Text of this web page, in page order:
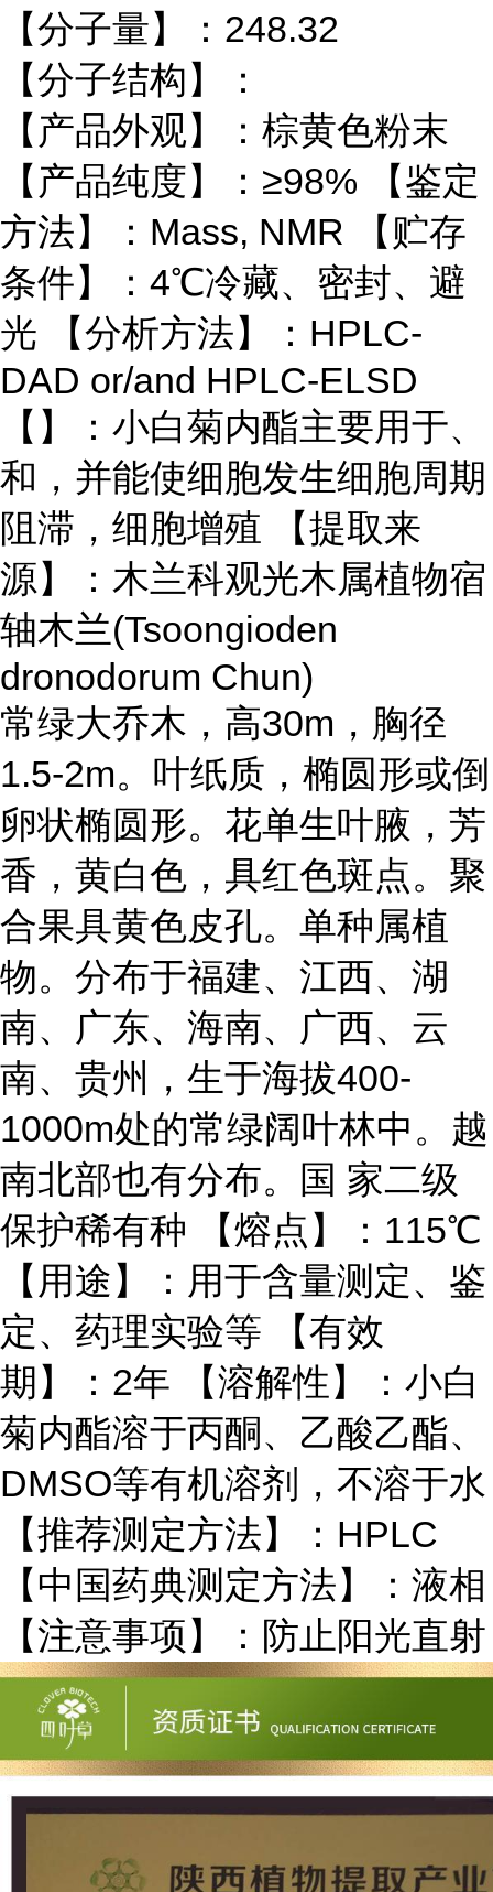
【分子量】：248.32
【分子结构】：
【产品外观】：棕黄色粉末
【产品纯度】：≥98% 【鉴定
方法】：Mass, NMR 【贮存
条件】：4℃冷藏、密封、避
光 【分析方法】：HPLC-
DAD or/and HPLC-ELSD
【】：小白菊内酯主要用于、
和，并能使细胞发生细胞周期
阻滞，细胞增殖 【提取来
源】：木兰科观光木属植物宿
轴木兰(Tsoongioden
dronodorum Chun)
常绿大乔木，高30m，胸径
1.5-2m。叶纸质，椭圆形或倒
卵状椭圆形。花单生叶腋，芳
香，黄白色，具红色斑点。聚
合果具黄色皮孔。单种属植
物。分布于福建、江西、湖
南、广东、海南、广西、云
南、贵州，生于海拔400-
1000m处的常绿阔叶林中。越
南北部也有分布。国 家二级
保护稀有种 【熔点】：115℃
【用途】：用于含量测定、鉴
定、药理实验等 【有效
期】：2年 【溶解性】：小白
菊内酯溶于丙酮、乙酸乙酯、
DMSO等有机溶剂，不溶于水
【推荐测定方法】：HPLC
【中国药典测定方法】：液相
【注意事项】：防止阳光直射